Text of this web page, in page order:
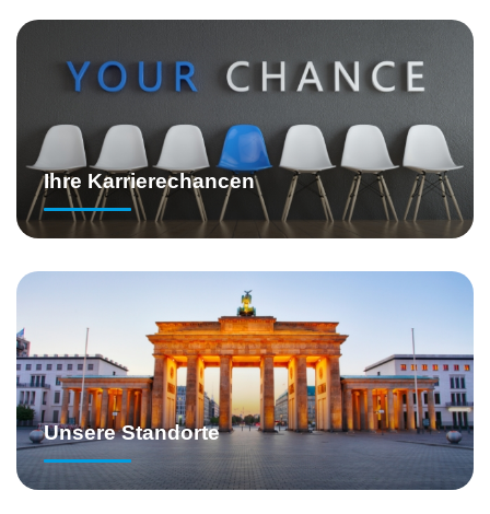
Ihre Karrierechancen
Unsere Standorte